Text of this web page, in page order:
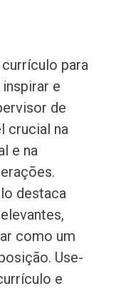
para
e
de
crucial na
e na
destaca
como um
Use-
e